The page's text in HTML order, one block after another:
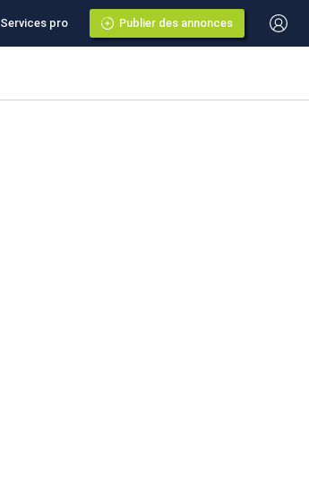
Services pro Publier des annonces